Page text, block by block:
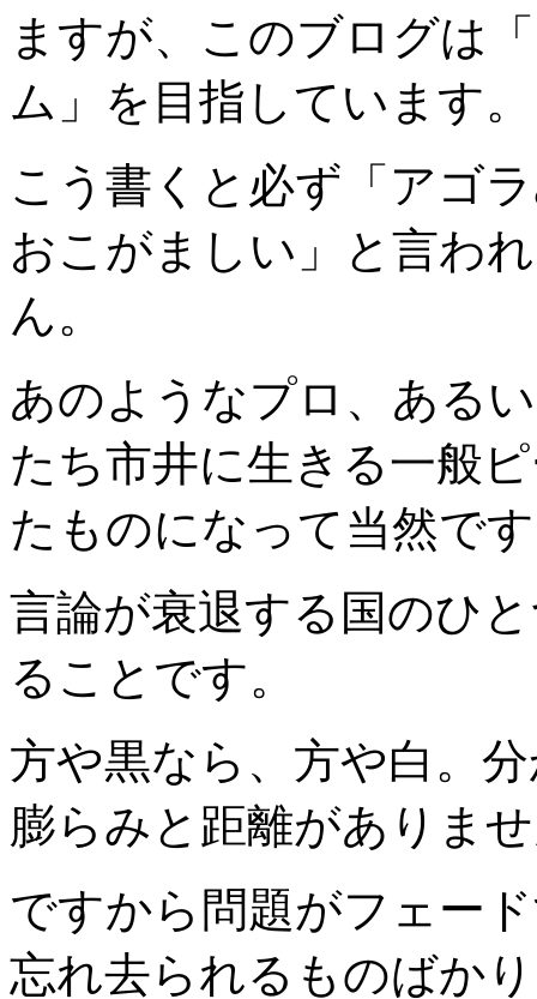
ますが、このブログは
ム」を目指しています。
こう書くと必ず「アゴ
おこがましい」と言わ
ん。
あのようなプロ、ある
たち市井に生きる一般
たものになって当然で
言論が衰退する国のひ
ることです。
方や黒なら、方や白。
膨らみと距離がありま
ですから問題がフェー
忘れ去られるものばか